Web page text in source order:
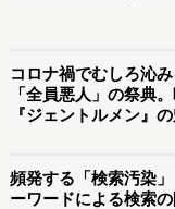
コロナ禍でむしろ沁
「全員悪人」の祭典
『ジェントルメン』
頻発する「検索汚染
ーワードによる検索